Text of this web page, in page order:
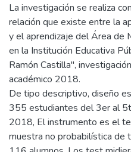
La investigación se realiza
relación que existe entre la
y el aprendizaje del Área de
en la Institución Educativa
Ramón Castilla",
académico 2018.
De tipo descriptivo, diseño
355 estudiantes del 3er al
2018, El instrumento es el
muestra no probabilística de